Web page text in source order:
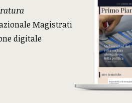
Magistrati
digitale